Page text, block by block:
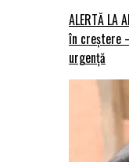
ALERTĂ
în creștere
urgență